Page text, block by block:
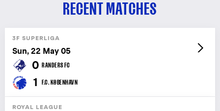
RECENT MATCHES
3F SUPERLIGA
Sun, 22 May 05
0 RANDERS FC
1 F.C. KØBENHAVN
ROYAL LEAGUE